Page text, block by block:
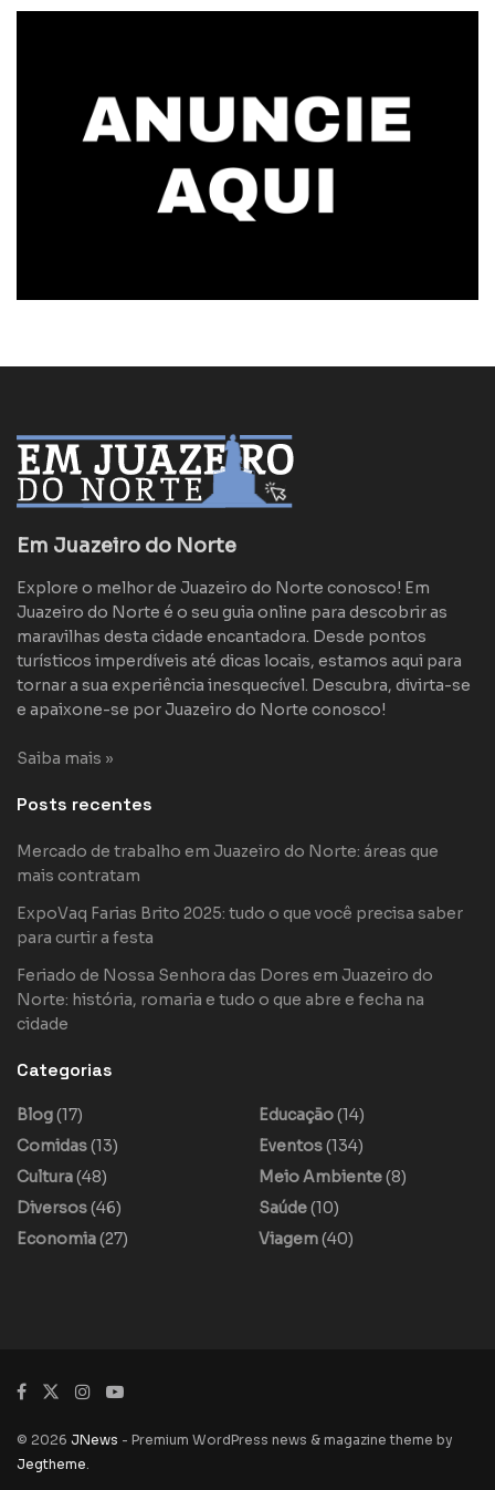
Em Juazeiro do Norte
Explore o melhor de Juazeiro do Norte conosco! Em
Juazeiro do Norte é o seu guia online para descobrir as
maravilhas desta cidade encantadora. Desde pontos
turísticos imperdíveis até dicas locais, estamos aqui para
tornar a sua experiência inesquecível. Descubra, divirta-se
e apaixone-se por Juazeiro do Norte conosco!
Saiba mais »
Posts recentes
Mercado de trabalho em Juazeiro do Norte: áreas que
mais contratam
ExpoVaq Farias Brito 2025: tudo o que você precisa saber
para curtir a festa
Feriado de Nossa Senhora das Dores em Juazeiro do
Norte: história, romaria e tudo o que abre e fecha na
cidade
Categorias
Blog(17)
Comidas(13)
Cultura(48)
Diversos(46)
Economia(27)
Educação(14)
Eventos(134)
Meio Ambiente(8)
Saúde(10)
Viagem(40)
© 2026 JNews - Premium WordPress news & magazine theme by
Jegtheme.